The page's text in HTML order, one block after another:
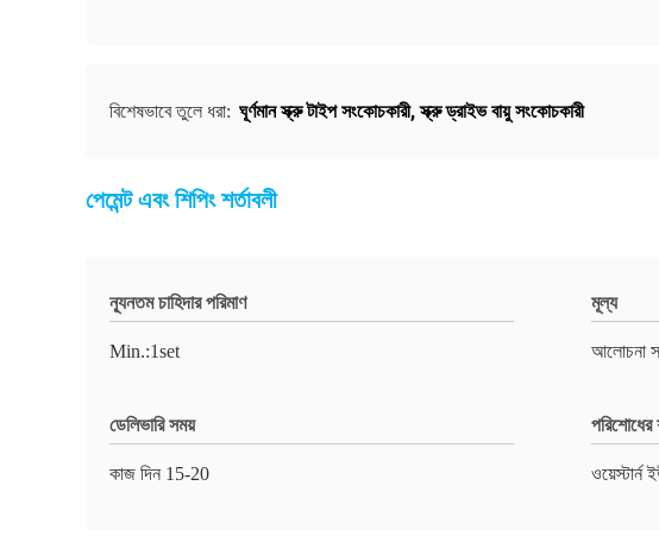
বিশেষভাবে তুলে ধরা: ঘূর্ণমান স্ক্রু টাইপ সংকোচকারী,স্ক্রু ড্রাইভ বায়ু সংকোচকারী
পেমেন্ট এবং শিপিং শর্তাবলী
ন্যূনতম চাহিদার পরিমাণ
Min.:1set
মূল্য
আলোচনা
ডেলিভারি সময়
কাজ দিন 15-20
পরিশোধের
ওয়েস্টার্ন